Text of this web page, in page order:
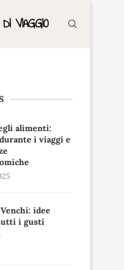
VIAGGIO
alimenti:
i viaggi e
idee
i gusti